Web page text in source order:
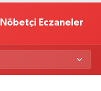
Eczaneler